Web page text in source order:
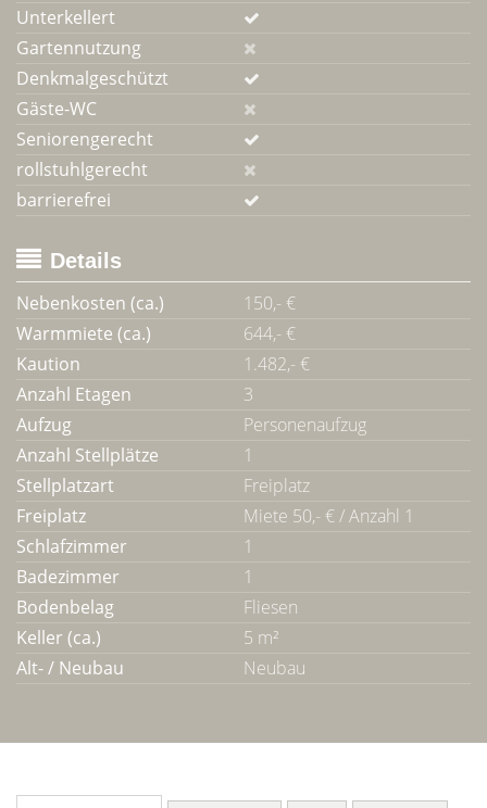
Unterkellert
Gartennutzung
Denkmalgeschützt
Gäste-WC
Seniorengerecht
rollstuhlgerecht
barrierefrei
Details
Nebenkosten (ca.)
150,- €
Warmmiete (ca.)
644,- €
Kaution
1.482,- €
Anzahl Etagen
3
Aufzug
Personenaufzug
Anzahl Stellplätze
1
Stellplatzart
Freiplatz
Freiplatz
Miete 50,- € / Anzahl 1
Schlafzimmer
1
Badezimmer
1
Bodenbelag
Fliesen
Keller (ca.)
5 m²
Alt- / Neubau
Neubau